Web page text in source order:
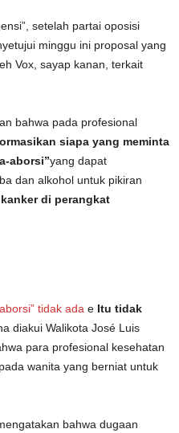
setelah partai oposisi
minggu ini proposal yang
Vox, sayap kanan, terkait
bahwa pada profesional
siapa yang meminta
aborsi”yang dapat
dan alkohol untuk pikiran
di perangkat
tidak ada e Itu tidak
diakui Walikota José Luis
para profesional kesehatan
wanita yang berniat untuk
bahwa dugaan